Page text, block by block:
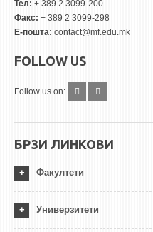
Тел: + 389 2 3099-200
Факс: + 389 2 3099-298
Е-пошта: contact@mf.edu.mk
FOLLOW US
Follow us on:
БРЗИ ЛИНКОВИ
Факултети
Универзитети